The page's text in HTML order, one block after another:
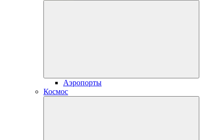
Аэропорты
Космос